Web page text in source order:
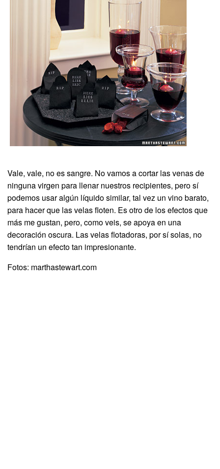
Vale, vale, no es sangre. No vamos a cortar las venas de
ninguna virgen para llenar nuestros recipientes, pero sí
podemos usar algún líquido similar, tal vez un vino barato,
para hacer que las velas floten. Es otro de los efectos que
más me gustan, pero, como veis, se apoya en una
decoración oscura. Las velas flotadoras, por sí solas, no
tendrían un efecto tan impresionante.
Fotos: marthastewart.com